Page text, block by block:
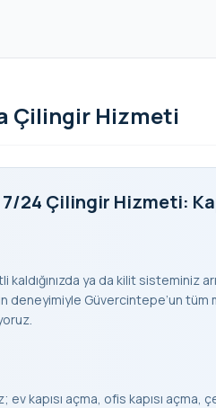
Çilingir Hizmeti
24 Çilingir Hizmeti:
kaldığınızda ya da kilit
deneyimiyle Güvercintepe’un
ev kapısı açma, ofis kapısı açma,